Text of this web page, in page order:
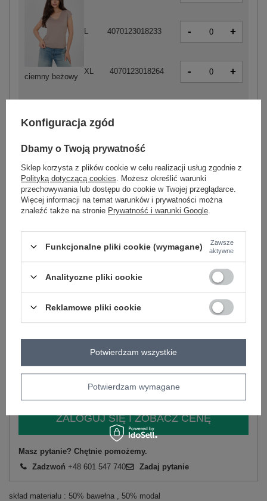
ciemny beżowy
L 4070123018233 - +
XL 4070123018264 - +
biały
S 4070123018202 - +
M 4070123018196 -
L 4070123018189 - +
+
ZALOGUJ SIĘ I ZOBACZ CENĘ
Masz pytanie? Chętnie pomożemy.
Zadzwoń +48 601 547 740 Zadaj pytanie
skład materiału : 50% bawełna , 50% modal
Konfiguracja zgód
Dbamy o Twoją prywatność
Sklep korzysta z plików cookie w celu realizacji usług zgodnie z
Polityką dotyczącą cookies . Możesz określić warunki
przechowywania lub dostępu do cookie w Twojej przeglądarce.
Więcej informacji na temat warunków i prywatności można
znaleźć także na stronie Prywatność i warunki Google
Funkcjonalne pliki cookie (wymagane)
Zawsze
aktywne
Analityczne pliki cookie
Reklamowe pliki cookie
Potwierdzam wymagane
Potwierdzam wszystkie